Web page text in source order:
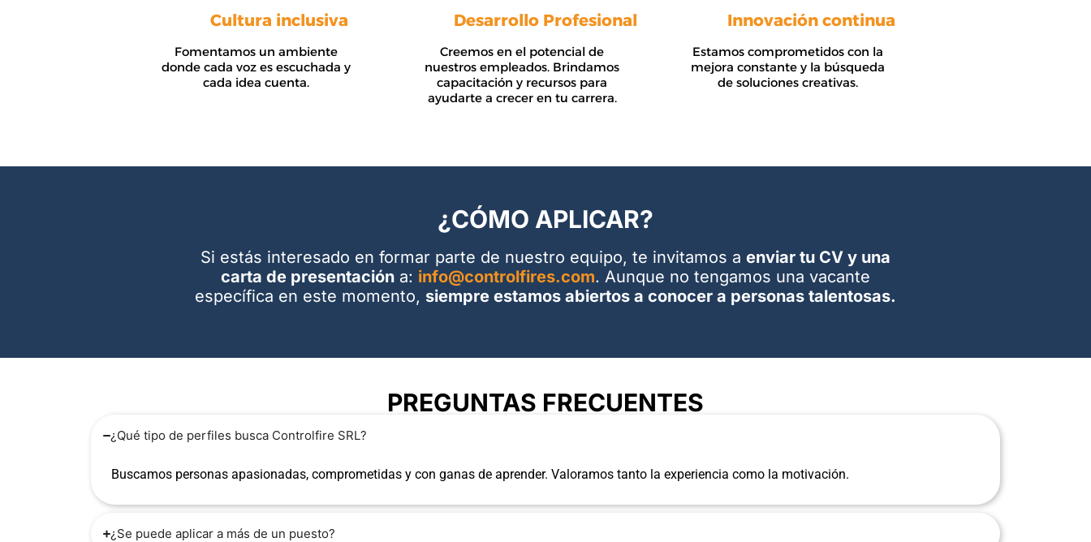
Cultura inclusiva
Fomentamos un ambiente
donde cada voz es escuchada y
cada idea cuenta.
Desarrollo Profesional
Creemos en el potencial de
nuestros empleados. Brindamos
capacitación y recursos para
ayudarte a crecer en tu carrera.
Innovación continua
Estamos comprometidos con la
mejora constante y la búsqueda
de soluciones creativas.
¿CÓMO APLICAR?
Si estás interesado en formar parte de nuestro equipo, te invitamos a enviar tu CV y una
carta de presentación a: info@controlfires.com. Aunque no tengamos una vacante
específica en este momento, siempre estamos abiertos a conocer a personas talentosas.
PREGUNTAS FRECUENTES
¿Qué tipo de perfiles busca Controlfire SRL?
Buscamos personas apasionadas, comprometidas y con ganas de aprender. Valoramos tanto la experiencia como la motivación.
¿Se puede aplicar a más de un puesto?